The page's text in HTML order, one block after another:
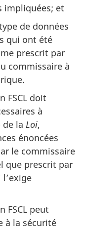
impliquées; et
de données
qui ont été
prescrit par
commissaire à
FSCL doit
à
la Loi,
énoncées
le commissaire
que prescrit par
FSCL peut
à la sécurité